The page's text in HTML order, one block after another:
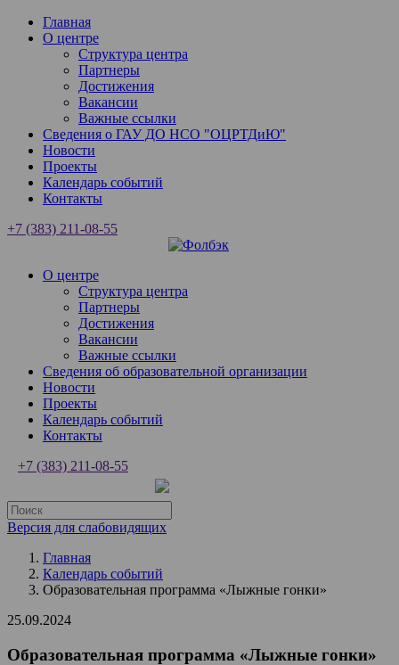
Главная
О центре
Структура центра
Партнеры
Достижения
Вакансии
Важные ссылки
Сведения о ГАУ ДО НСО "ОЦРТДиЮ"
Новости
Проекты
Календарь событий
Контакты
+7 (383) 211-08-55
О центре
Структура центра
Партнеры
Достижения
Вакансии
Важные ссылки
Сведения об образовательной организации
Новости
Проекты
Календарь событий
Контакты
+7 (383) 211-08-55
Версия для слабовидящих
Главная
Календарь событий
Образовательная программа «Лыжные гонки»
25.09.2024
Образовательная программа «Лыжные гонки»